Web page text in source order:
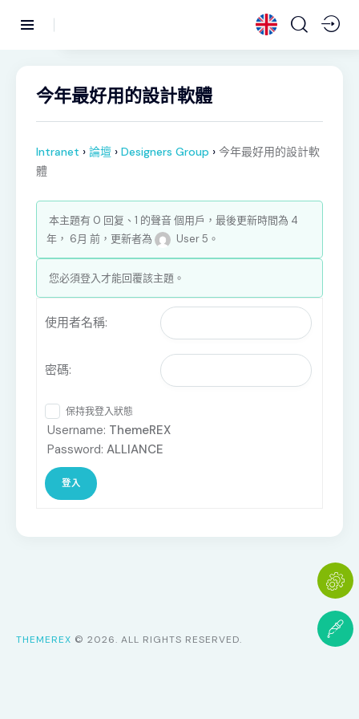
今年最好用的設計軟體
Intranet › 論壇 › Designers Group › 今年最好用的設計軟
體
本主題有 0 回复、1 的聲音 個用戶，最後更新時間為 4
年， 6月 前 ，更新者為 User 5 。
您必須登入才能回覆該主題。
使用者名稱:
密碼:
保持我登入狀態
Username: ThemeREX
Password: ALLIANCE
登入
THEMEREX © 2026. ALL RIGHTS RESERVED.